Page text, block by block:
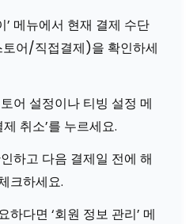
’ 메뉴에서 현재 결제 수단
어/직접결제)을 확인하세
어 설정이나 티빙 설정 메
취소’를 누르세요.
하고 다음 결제일 전에 해
크하세요.
하다면 ‘회원 정보 관리’ 메